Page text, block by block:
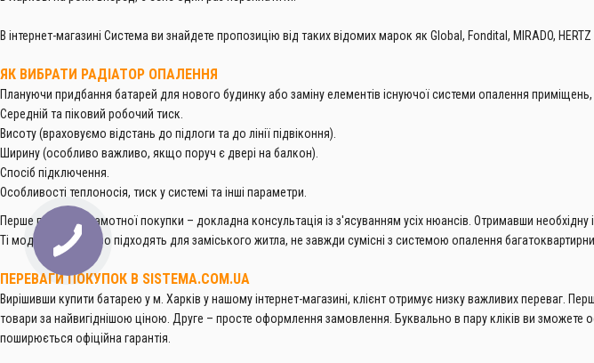
В інтернет-магазині Система ви знайдете пропозицію від таких відомих марок як Global, Fondital, MIRADO, HERTZ
ЯК ВИБРАТИ РАДІАТОР ОПАЛЕННЯ
Плануючи придбання батарей для нового будинку або заміну елементів існуючої системи опалення
Середній та піковий робочий тиск.
Висоту (враховуємо відстань до підлоги та до лінії підвіконня).
Ширину (особливо важливо, якщо поруч є двері на балкон).
Спосіб підключення.
Особливості теплоносія, тиск у системі та інші параметри.
Перше правило грамотної покупки – докладна консультація із з'ясуванням усіх нюансів. Отримавши
Ті моделі, які чудово підходять для заміського житла, не завжди сумісні з системою опалення
ПЕРЕВАГИ ПОКУПОК В SISTEMA.COM.UA
Вирішивши купити батарею у м. Харків у нашому інтернет-магазині, клієнт отримує низку важливих переваг.
товари за найвигіднішою ціною. Друге – просте оформлення замовлення. Буквально в пару кліків ви
поширюється офіційна гарантія.